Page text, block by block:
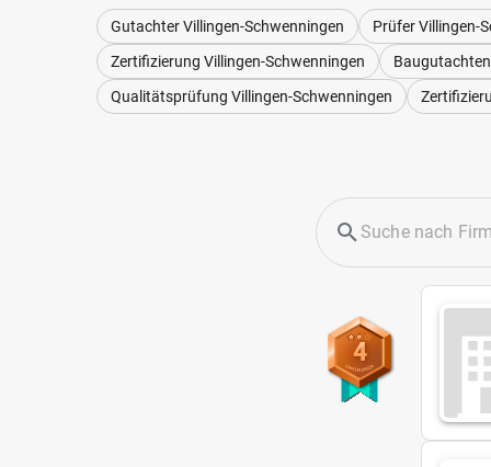
Gutachter Villingen-Schwenningen
Prüfer Villingen-
Zertifizierung Villingen-Schwenningen
Qualitätsprüfung Villingen-Schwenningen
4